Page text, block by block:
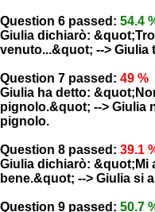
Question 6 passed: 54.4
Giulia dichiarò:
venuto...&quot; -->
Question 7 passed: 49 %
Giulia ha detto:
pignolo.&quot; --> Giulia
pignolo.
Question 8 passed: 39.1
Giulia dichiarò: &quot;Mi
bene.&quot; --> Giulia si
Question 9 passed: 50.7